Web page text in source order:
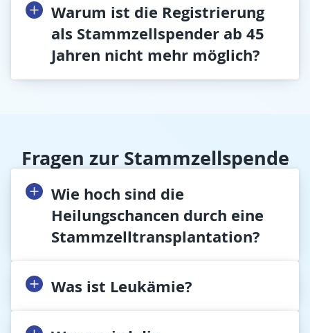
Warum ist die Registrierung
als Stammzellspender ab 45
Jahren nicht mehr möglich?
Fragen zur Stammzellspende
Wie hoch sind die
Heilungschancen durch eine
Stammzelltransplantation?
Was ist Leukämie?